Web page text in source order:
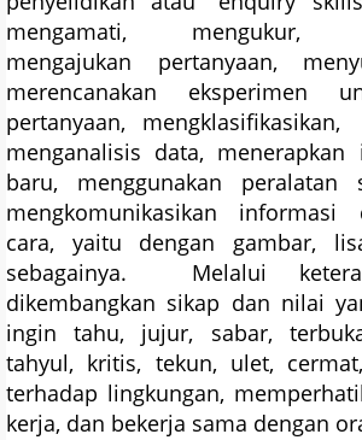
mengamati, mengukur,
mengajukan pertanyaan,
merencanakan eksperimen
pertanyaan,
menganalisis data,
baru, menggunakan peralatan
mengkomunikasikan informasi
cara, yaitu dengan gambar,
sebagainya. Melalui
dikembangkan sikap dan nilai
ingin tahu, jujur, sabar,
tahyul, kritis, tekun, ulet,
terhadap lingkungan,
kerja, dan bekerja sama dengan